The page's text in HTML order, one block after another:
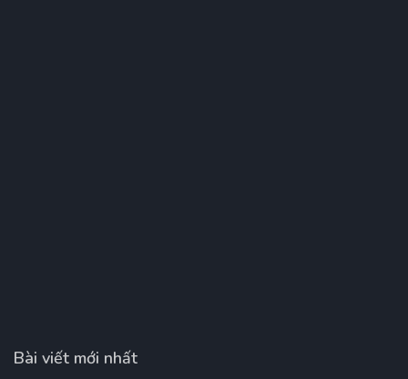
Bài viết mới nhất